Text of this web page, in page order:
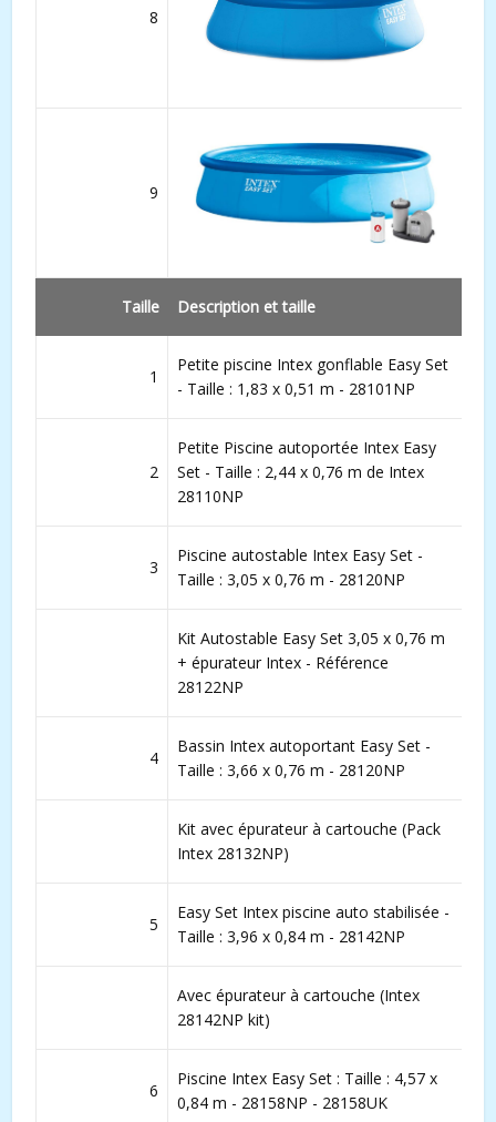
8
9
Taille Description et taille
1
Petite piscine Intex gonflable Easy Set
- Taille : 1,83 x 0,51 m - 28101NP
2
Petite Piscine autoportée Intex Easy
Set - Taille : 2,44 x 0,76 m de Intex
28110NP
3
Piscine autostable Intex Easy Set -
Taille : 3,05 x 0,76 m - 28120NP
Kit Autostable Easy Set 3,05 x 0,76 m
+ épurateur Intex - Référence
28122NP
4
Bassin Intex autoportant Easy Set -
Taille : 3,66 x 0,76 m - 28120NP
Kit avec épurateur à cartouche (Pack
Intex 28132NP)
5
Easy Set Intex piscine auto stabilisée -
Taille : 3,96 x 0,84 m - 28142NP
Avec épurateur à cartouche (Intex
28142NP kit)
6
Piscine Intex Easy Set : Taille : 4,57 x
0,84 m - 28158NP - 28158UK